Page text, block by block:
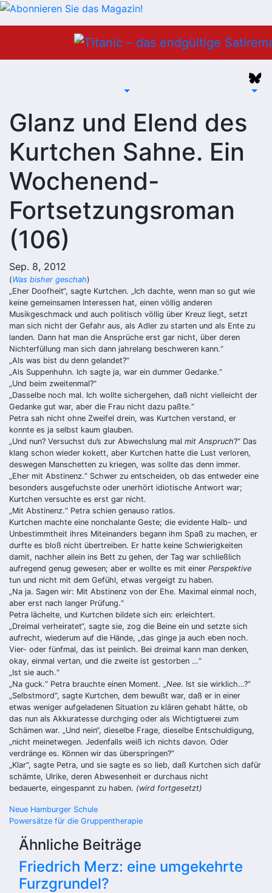
Glanz und Elend des
Kurtchen Sahne. Ein
Wochenend-
Fortsetzungsroman
(106)
Sep. 8, 2012
(Was bisher geschah)
„Eher Doofheit“, sagte Kurtchen. „Ich dachte, wenn man so gut wie
keine gemeinsamen Interessen hat, einen völlig anderen
Musikgeschmack und auch politisch völlig über Kreuz liegt, setzt
man sich nicht der Gefahr aus, als Adler zu starten und als Ente zu
landen. Dann hat man die Ansprüche erst gar nicht, über deren
Nichterfüllung man sich dann jahrelang beschweren kann.“
„Als was bist du denn gelandet?“
„Als Suppenhuhn. Ich sagte ja, war ein dummer Gedanke.“
„Und beim zweitenmal?“
„Dasselbe noch mal. Ich wollte sichergehen, daß nicht vielleicht der
Gedanke gut war, aber die Frau nicht dazu paßte.“
Petra sah nicht ohne Zweifel drein, was Kurtchen verstand, er
konnte es ja selbst kaum glauben.
„Und nun? Versuchst du’s zur Abwechslung mal mit Anspruch?“ Das
klang schon wieder kokett, aber Kurtchen hatte die Lust verloren,
deswegen Manschetten zu kriegen, was sollte das denn immer.
„Eher mit Abstinenz.“ Schwer zu entscheiden, ob das entweder eine
besonders ausgefuchste oder unerhört idiotische Antwort war;
Kurtchen versuchte es erst gar nicht.
„Mit Abstinenz.“ Petra schien genauso ratlos.
Kurtchen machte eine nonchalante Geste; die evidente Halb- und
Unbestimmtheit ihres Miteinanders begann ihm Spaß zu machen, er
durfte es bloß nicht übertreiben. Er hatte keine Schwierigkeiten
damit, nachher allein ins Bett zu gehen, der Tag war schließlich
aufregend genug gewesen; aber er wollte es mit einer Perspektive
tun und nicht mit dem Gefühl, etwas vergeigt zu haben.
„Na ja. Sagen wir: Mit Abstinenz von der Ehe. Maximal einmal noch,
aber erst nach langer Prüfung.“
Petra lächelte, und Kurtchen bildete sich ein: erleichtert.
„Dreimal verheiratet“, sagte sie, zog die Beine ein und setzte sich
aufrecht, wiederum auf die Hände, „das ginge ja auch eben noch.
Vier- oder fünfmal, das ist peinlich. Bei dreimal kann man denken,
okay, einmal vertan, und die zweite ist gestorben …“
„Ist sie auch.“
„Na guck.“ Petra brauchte einen Moment. „Nee. Ist sie wirklich…?“
„Selbstmord“, sagte Kurtchen, dem bewußt war, daß er in einer
etwas weniger aufgeladenen Situation zu klären gehabt hätte, ob
das nun als Akkuratesse durchging oder als Wichtigtuerei zum
Schämen war. „Und nein“, dieselbe Frage, dieselbe Entschuldigung,
„nicht meinetwegen. Jedenfalls weiß ich nichts davon. Oder
verdränge es. Können wir das überspringen?“
„Klar“, sagte Petra, und sie sagte es so lieb, daß Kurtchen sich dafür
schämte, Ulrike, deren Abwesenheit er durchaus nicht
bedauerte, eingespannt zu haben. (wird fortgesetzt)
Beitragsnavigation
Neue Hamburger Schule
Powersätze für die Gruppentherapie
Ähnliche Beiträge
Friedrich Merz: eine umgekehrte
Furzgrundel?